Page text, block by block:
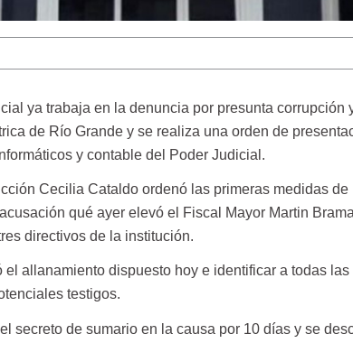
ya trabaja en la denuncia por presunta corrupción
de Río Grande y se realiza una orden de
y contable del Poder Judicial.
Cecilia Cataldo ordenó las primeras medidas de
qué ayer elevó el Fiscal Mayor Martin
directivos de la institución.
el allanamiento dispuesto hoy e identificar a todas
testigos.
secreto de sumario en la causa por 10 días y se